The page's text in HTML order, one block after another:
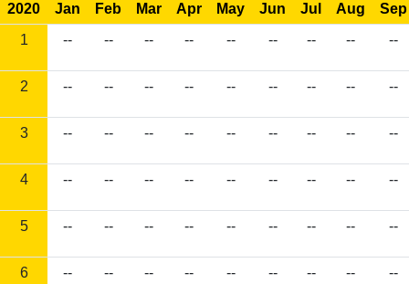
2020 Jan Feb Mar Apr May Jun Jul Aug
Sep
1
-- -- -- -- -- -- -- -- --
2 -- -- -- -- -- -- -- -- --
3 -- -- -- -- -- -- -- -- --
4 -- -- -- -- -- -- -- -- --
5 -- -- -- -- -- -- -- -- --
6 -- -- -- -- -- -- -- -- --